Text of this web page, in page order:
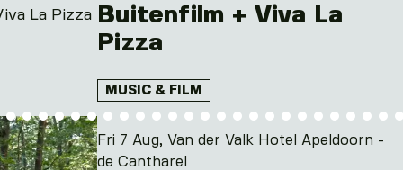
Buitenfilm + Viva La
Pizza
MUSIC & FILM
Fri 7 Aug, Van der Valk Hotel Apeldoorn -
de Cantharel